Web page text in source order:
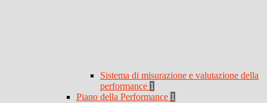
Sistema di misurazione e valutazione della
performance 1
Piano della Performance 1